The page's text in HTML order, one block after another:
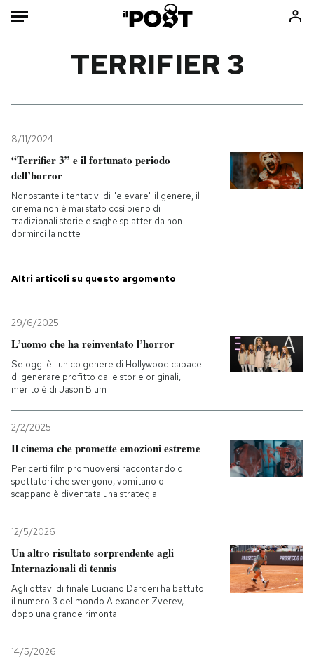
Mondo
Politica
Tecnologia
Internet
Scienza
Cultura
Economia
Sport
Consumismi
Ok Boomer!
Media
Altrecose
PODCAST
NEWSLETTER
I MIEI PREFERITI
SHOP
CALENDARIO
AREA PERSONALE
Entra
TERRIFIER 3
8/11/2024
“Terrifier 3” e il fortunato periodo
dell’horror
Nonostante i tentativi di "elevare" il genere, il
cinema non è mai stato così pieno di
tradizionali storie e saghe splatter da non
dormirci la notte
Altri articoli su questo argomento
29/6/2025
L’uomo che ha reinventato l’horror
Se oggi è l'unico genere di Hollywood capace
di generare profitto dalle storie originali, il
merito è di Jason Blum
2/2/2025
Il cinema che promette emozioni estreme
Per certi film promuoversi raccontando di
spettatori che svengono, vomitano o
scappano è diventata una strategia
12/5/2026
Un altro risultato sorprendente agli
Internazionali di tennis
Agli ottavi di finale Luciano Darderi ha battuto
il numero 3 del mondo Alexander Zverev,
dopo una grande rimonta
14/5/2026